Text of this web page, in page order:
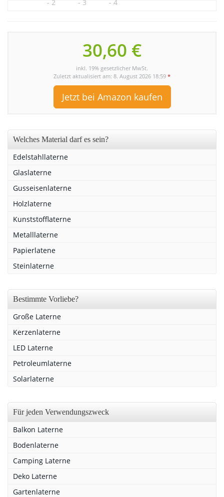
30,60 €
inkl. 19% gesetzlicher MwSt.
Zuletzt aktualisiert am: 8. August 2026 18:59 *
Jetzt bei Amazon kaufen
Welches Material darf es sein?
Edelstahllaterne
Glaslaterne
Gusseisenlaterne
Holzlaterne
Kunststofflaterne
Metalllaterne
Papierlatene
Steinlaterne
Bestimmte Vorliebe?
Große Laterne
Kerzenlaterne
LED Laterne
Petroleumlaterne
Solarlaterne
Für jeden Verwendungszweck
Balkon Laterne
Bodenlaterne
Camping Laterne
Deko Laterne
Gartenlaterne